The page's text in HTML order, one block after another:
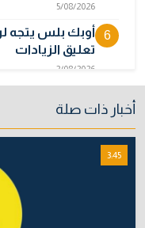
5/08/2026
6
أوبك بلس يتجه
تعليق الزيادات
2/08/2026
3/08/2026
8
نائبة تحذر من
خطر "إيبولا"
بالفيروس إلى 3748
أخبار ذات صلة
3:45